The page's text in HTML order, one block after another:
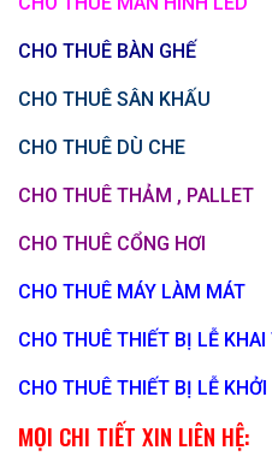
CHO THUÊ BÀN GHẾ
CHO THUÊ SÂN KHẤU
CHO THUÊ DÙ CHE
CHO THUÊ THẢM , PALLET
CHO THUÊ CỔNG HƠI
CHO THUÊ MÁY LÀM MÁT
CHO THUÊ THIẾT BỊ LỄ KHAI
CHO THUÊ THIẾT BỊ LỄ KHỞI
MỌI CHI TIẾT XIN LIÊN HỆ: